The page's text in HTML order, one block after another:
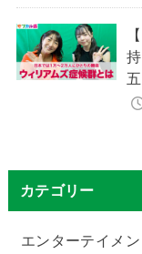
カテゴリー
エンターテイメン